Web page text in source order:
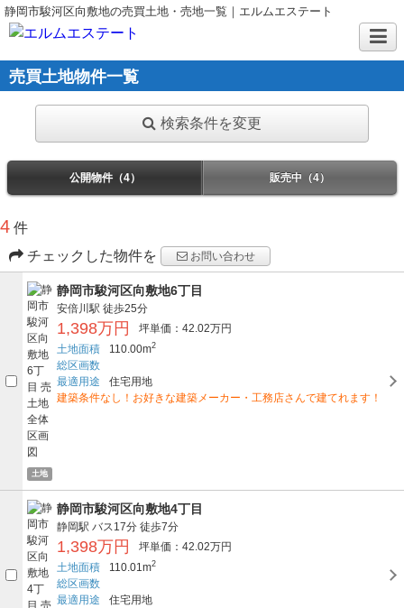
静岡市駿河区向敷地の売買土地・売地一覧｜エルムエステート
売買土地物件一覧
検索条件を変更
公開物件（4） 販売中（4）
4 件
チェックした物件を
お問い合わせ
土地
静岡市駿河区向敷地6丁目
安倍川駅 徒歩25分
1,398万円
坪単価：42.02万円
土地面積
110.00m2
総区画数
最適用途
住宅用地
建築条件なし！お好きな建築メーカー・工務店さんで建てれます！
静岡市駿河区向敷地4丁目
静岡駅 バス17分 徒歩7分
1,398万円
坪単価：42.02万円
土地面積
110.01m2
総区画数
最適用途
住宅用地